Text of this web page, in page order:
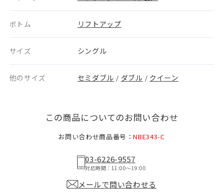
ボトム リフトアップ
サイズ シングル
他のサイズ セミダブル / ダブル / クイーン
この商品についてのお問い合わせ
お問い合わせ商品番号：NBE343-C
03-6226-9557
対応時間：11:00〜19:00
メールで問い合わせる